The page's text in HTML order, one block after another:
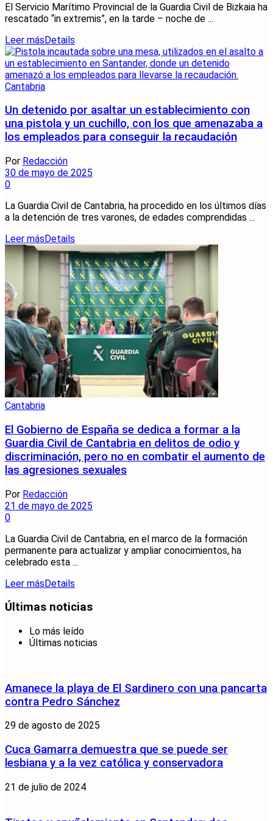
El Servicio Marítimo Provincial de la Guardia Civil de Bizkaia ha
rescatado “in extremis”, en la tarde – noche de ...
Leer másDetails
Cantabria
Un detenido por asaltar un establecimiento con
una pistola y un cuchillo, con los que amenazaba a
los empleados para conseguir la recaudación
Por Redacción
30 de mayo de 2025
0
La Guardia Civil de Cantabria, ha procedido en los últimos días
a la detención de tres varones, de edades comprendidas ...
Leer másDetails
Cantabria
El Gobierno de España se dedica a formar a la
Guardia Civil de Cantabria en delitos de odio y
discriminación, pero no en combatir el aumento de
las agresiones sexuales
Por Redacción
21 de mayo de 2025
0
La Guardia Civil de Cantabria, en el marco de la formación
permanente para actualizar y ampliar conocimientos, ha
celebrado esta ...
Leer másDetails
Últimas noticias
Lo más leído
Últimas noticias
Amanece la playa de El Sardinero con una pancarta
contra Pedro Sánchez
29 de agosto de 2025
Cuca Gamarra demuestra que se puede ser
lesbiana y a la vez católica y conservadora
21 de julio de 2024